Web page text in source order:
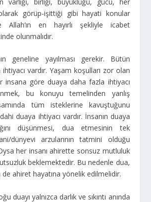
görüp-işittiği gibi hayati konular
Allah’ın en hayırlı şekliyle icabet
olunmalıdır.
geneline yayılması gerekir. Bütün
ihtiyacı vardır. Yaşam koşulları zor olan
insana göre duaya daha fazla ihtiyacı
bu konuyu temelinden yanlış
tüm isteklerine kavuştuğunu
duaya ihtiyacı vardır. İnsanın duaya
düşünmesi, dua etmesinin tek
dünyevi arzularının tatmini olduğu
her insanı ahirette sonsuz mutluluk
beklemektedir. Bu nedenle dua,
ahiret hayatına yönelik edilmelidir.
duayı yalnızca darlık ve sıkıntı anında